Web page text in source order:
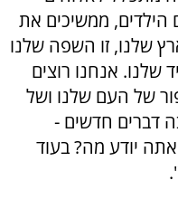
ממשיכים את
שלנו, זו השפה שלנו
שלנו. אנחנו רוצים
של העם שלנו ושל
דברים חדשים -
יודע מה? בעוד